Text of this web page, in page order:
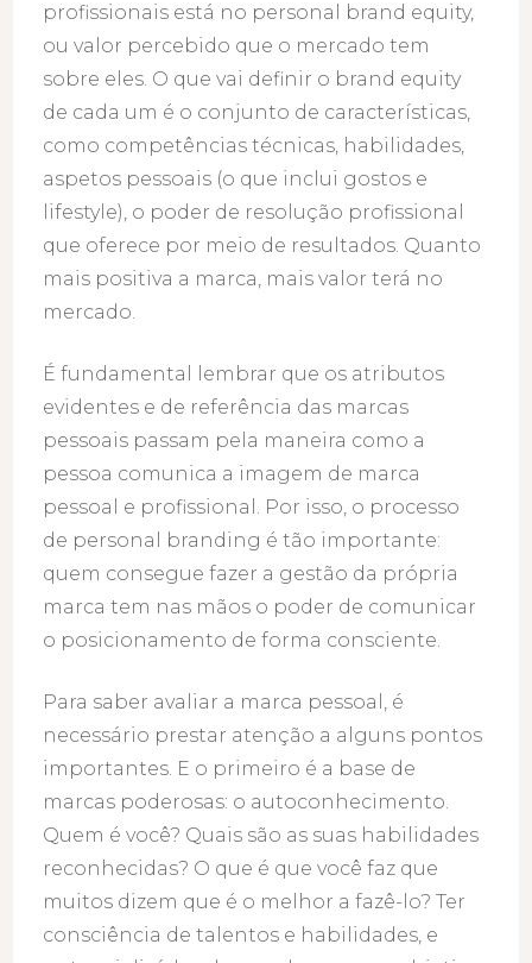
profissionais está no personal brand equity,
ou valor percebido que o mercado tem
sobre eles. O que vai definir o brand equity
de cada um é o conjunto de características,
como competências técnicas, habilidades,
aspetos pessoais (o que inclui gostos e
lifestyle), o poder de resolução profissional
que oferece por meio de resultados. Quanto
mais positiva a marca, mais valor terá no
mercado.
É fundamental lembrar que os atributos
evidentes e de referência das marcas
pessoais passam pela maneira como a
pessoa comunica a imagem de marca
pessoal e profissional. Por isso, o processo
de personal branding é tão importante:
quem consegue fazer a gestão da própria
marca tem nas mãos o poder de comunicar
o posicionamento de forma consciente.
Para saber avaliar a marca pessoal, é
necessário prestar atenção a alguns pontos
importantes. E o primeiro é a base de
marcas poderosas: o autoconhecimento.
Quem é você? Quais são as suas habilidades
reconhecidas? O que é que você faz que
muitos dizem que é o melhor a fazê-lo? Ter
consciência de talentos e habilidades, e